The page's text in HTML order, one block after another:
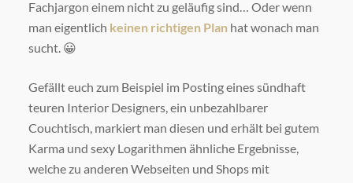
Fachjargon einem nicht zu geläufig sind… Oder wenn
man eigentlich keinen richtigen Planhat wonach man
sucht. 😀
Gefällt euch zum Beispiel im Posting eines sündhaft
teuren Interior Designers, ein unbezahlbarer
Couchtisch, markiert man diesen und erhält bei gutem
Karma und sexy Logarithmen ähnliche Ergebnisse,
welche zu anderen Webseiten und Shops mit